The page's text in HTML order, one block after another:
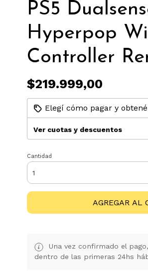
PS5
Hyperpop
Controller
$219.999,00
Elegí cómo pagar y
Ver cuotas y descuentos
Cantidad
AGREGAR AL
Una vez confirmado el
dentro de las primeras 24hs